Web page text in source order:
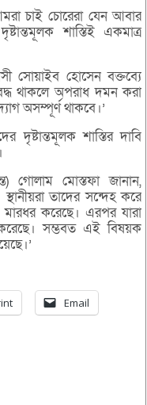
চাই চোরেরা যেন আবার
শাস্তিই একমাত্র
সোয়াইব হোসেন বক্তব্যে
থাকলে অপরাধ দমন করা
অসম্পূর্ণ থাকবে।’
দৃষ্টান্তমূলক শাস্তির দাবি
গোলাম মোস্তফা জানান,
তাদের সন্দেহ করে
করেছে। এরপর যারা
সম্ভবত এই বিষয়ক
Email